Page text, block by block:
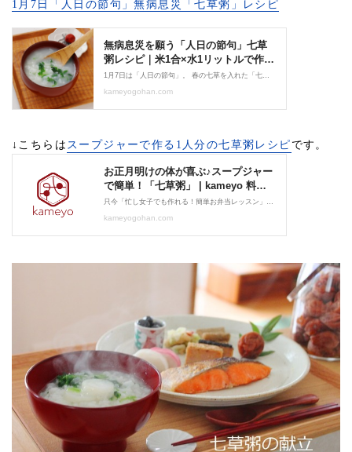
1月7日「人日の節句」無病息災「七草粥」レシピ
↓こちらは スープジャーで作る1人分の七草粥レシピ です。